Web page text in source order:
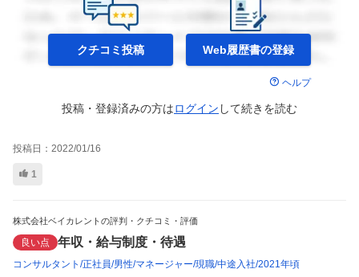
クチコミ投稿 Web履歴書の登録
ヘルプ
投稿・登録済みの方はログイン して続きを読む
投稿日： 2022/01/16
1
株式会社ベイカレントの評判・クチコミ・評価
良い点 年収・給与制度・待遇
コンサルタント 正社員 男性 マネージャー 現職 中途入社 2021年頃